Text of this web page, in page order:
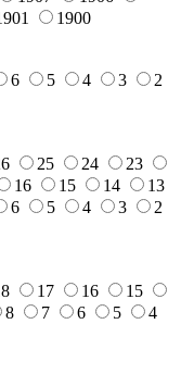
1900
6 5 4 3
2
25 24
23
16 15 14
13
6 5 4 3
2
17 16
15
8 7 6 5
4